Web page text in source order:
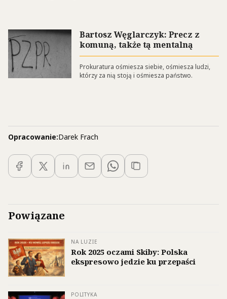
Bartosz Węglarczyk: Precz z
komuną, także tą mentalną
Prokuratura ośmiesza siebie, ośmiesza ludzi,
którzy za nią stoją i ośmiesza państwo.
Opracowanie:Darek Frach
Powiązane
NA LUZIE
Rok 2025 oczami Skiby: Polska
ekspresowo jedzie ku przepaści
POLITYKA